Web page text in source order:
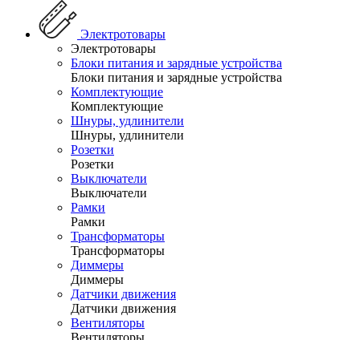
Электротовары
Электротовары
Блоки питания и зарядные устройства
Блоки питания и зарядные устройства
Комплектующие
Комплектующие
Шнуры, удлинители
Шнуры, удлинители
Розетки
Розетки
Выключатели
Выключатели
Рамки
Рамки
Трансформаторы
Трансформаторы
Диммеры
Диммеры
Датчики движения
Датчики движения
Вентиляторы
Вентиляторы